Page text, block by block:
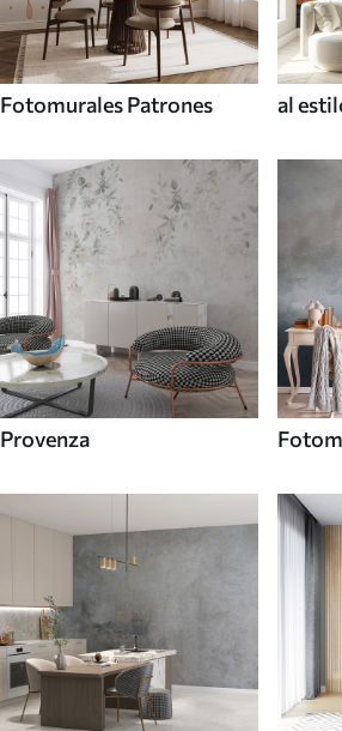
Fotomurales Patrones
al
Provenza